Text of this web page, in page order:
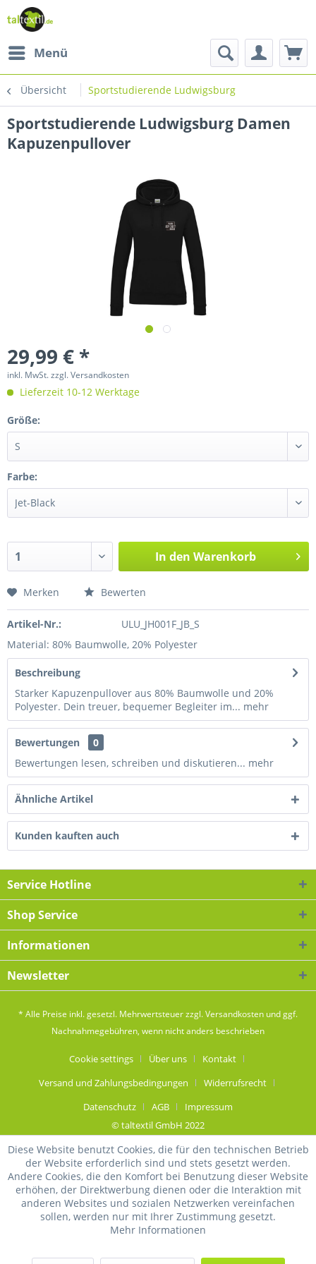
Menü
Übersicht Sportstudierende Ludwigsburg
Sportstudierende Ludwigsburg Damen
Kapuzenpullover
29,99 € *
inkl. MwSt.zzgl. Versandkosten
Lieferzeit 10-12 Werktage
Größe:
Farbe:
In den Warenkorb
Merken Bewerten
Artikel-Nr.:
ULU_JH001F_JB_S
Material: 80% Baumwolle, 20% Polyester
Beschreibung
Starker Kapuzenpullover aus 80% Baumwolle und 20%
Polyester. Dein treuer, bequemer Begleiter im... mehr
Bewertungen
0
Bewertungen lesen, schreiben und diskutieren... mehr
Ähnliche Artikel
Kunden kauften auch
Service Hotline
Shop Service
Informationen
Newsletter
* Alle Preise inkl. gesetzl. Mehrwertsteuer zzgl.Versandkosten und ggf.
Nachnahmegebühren, wenn nicht anders beschrieben
Cookie settings Über uns
Kontakt
Versand und Zahlungsbedingungen
Widerrufsrecht
Datenschutz
AGB
Impressum
© taltextil GmbH 2022
Diese Website benutzt Cookies, die für den technischen Betrieb
der Website erforderlich sind und stets gesetzt werden.
Andere Cookies, die den Komfort bei Benutzung dieser Website
erhöhen, der Direktwerbung dienen oder die Interaktion mit
anderen Websites und sozialen Netzwerken vereinfachen
sollen, werden nur mit Ihrer Zustimmung gesetzt.
Mehr Informationen